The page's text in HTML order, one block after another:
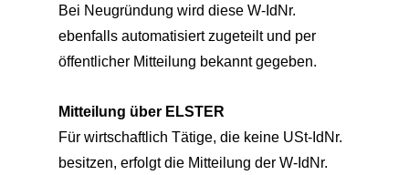
Bei Neugründung wird diese W-IdNr.
ebenfalls automatisiert zugeteilt und per
öffentlicher Mitteilung bekannt gegeben.
Mitteilung über ELSTER
Für wirtschaftlich Tätige, die keine USt-IdNr.
besitzen, erfolgt die Mitteilung der W-IdNr.